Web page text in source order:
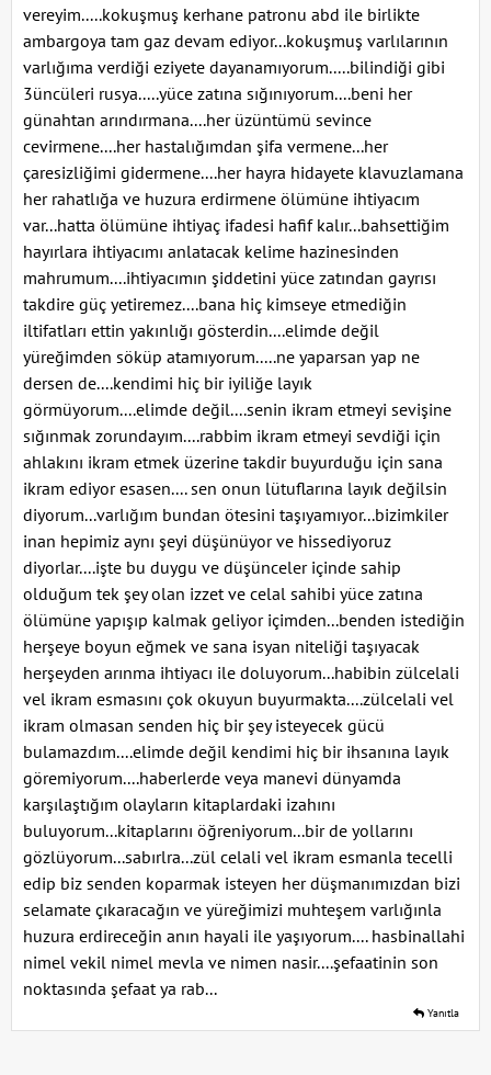
vereyim.....kokuşmuş kerhane patronu abd ile birlikte
ambargoya tam gaz devam ediyor...kokuşmuş varlılarının
varlığıma verdiği eziyete dayanamıyorum.....bilindiği gibi
3üncüleri rusya.....yüce zatına sığınıyorum....beni her
günahtan arındırmana....her üzüntümü sevince
cevirmene....her hastalığımdan şifa vermene...her
çaresizliğimi gidermene....her hayra hidayete klavuzlamana
her rahatlığa ve huzura erdirmene ölümüne ihtiyacım
var...hatta ölümüne ihtiyaç ifadesi hafif kalır...bahsettiğim
hayırlara ihtiyacımı anlatacak kelime hazinesinden
mahrumum....ihtiyacımın şiddetini yüce zatından gayrısı
takdire güç yetiremez....bana hiç kimseye etmediğin
iltifatları ettin yakınlığı gösterdin....elimde değil
yüreğimden söküp atamıyorum.....ne yaparsan yap ne
dersen de....kendimi hiç bir iyiliğe layık
görmüyorum....elimde değil....senin ikram etmeyi sevişine
sığınmak zorundayım....rabbim ikram etmeyi sevdiği için
ahlakını ikram etmek üzerine takdir buyurduğu için sana
ikram ediyor esasen.... sen onun lütuflarına layık değilsin
diyorum...varlığım bundan ötesini taşıyamıyor...bizimkiler
inan hepimiz aynı şeyi düşünüyor ve hissediyoruz
diyorlar....işte bu duygu ve düşünceler içinde sahip
olduğum tek şey olan izzet ve celal sahibi yüce zatına
ölümüne yapışıp kalmak geliyor içimden...benden istediğin
herşeye boyun eğmek ve sana isyan niteliği taşıyacak
herşeyden arınma ihtiyacı ile doluyorum...habibin zülcelali
vel ikram esmasını çok okuyun buyurmakta....zülcelali vel
ikram olmasan senden hiç bir şey isteyecek gücü
bulamazdım....elimde değil kendimi hiç bir ihsanına layık
göremiyorum....haberlerde veya manevi dünyamda
karşılaştığım olayların kitaplardaki izahını
buluyorum...kitaplarını öğreniyorum...bir de yollarını
gözlüyorum...sabırlra...zül celali vel ikram esmanla tecelli
edip biz senden koparmak isteyen her düşmanımızdan bizi
selamate çıkaracağın ve yüreğimizi muhteşem varlığınla
huzura erdireceğin anın hayali ile yaşıyorum.... hasbinallahi
nimel vekil nimel mevla ve nimen nasir....şefaatinin son
noktasında şefaat ya rab...
Yanıtla